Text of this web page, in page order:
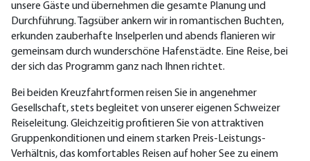
unsere Gäste und übernehmen die gesamte Planung und
Durchführung. Tagsüber ankern wir in romantischen Buchten,
erkunden zauberhafte Inselperlen und abends flanieren wir
gemeinsam durch wunderschöne Hafenstädte. Eine Reise, bei
der sich das Programm ganz nach Ihnen richtet.
Bei beiden Kreuzfahrtformen reisen Sie in angenehmer
Gesellschaft, stets begleitet von unserer eigenen Schweizer
Reiseleitung. Gleichzeitig profitieren Sie von attraktiven
Gruppenkonditionen und einem starken Preis-Leistungs-
Verhältnis, das komfortables Reisen auf hoher See zu einem